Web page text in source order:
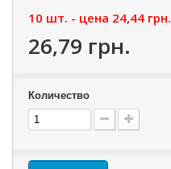
10 шт. - цена 24,44 грн.
26,79 грн.
Количество